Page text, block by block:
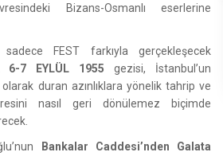
Bizans-Osmanlı eserlerine
sadece FEST farkıyla gerçekleşecek
6-7 EYLÜL 1955 gezisi, İstanbul’un
duran azınlıklara yönelik tahrip ve
nasıl geri dönülemez biçimde
Bankalar Caddesi’nden Galata